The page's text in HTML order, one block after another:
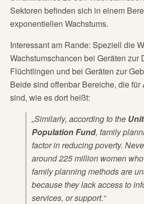
Sektoren befinden sich in einem
exponentiellen Wachstums.
Interessant am Rande: Speziell die
Wachstumschancen bei Geräten zur
Flüchtlingen und bei Geräten zur
Beide sind offenbar Bereiche, die für
sind, wie es dort heißt:
„Similarly, according to the
Population Fund, family
factor in reducing poverty.
around 225 million women
family planning methods are
because they lack access to
services, or support.“